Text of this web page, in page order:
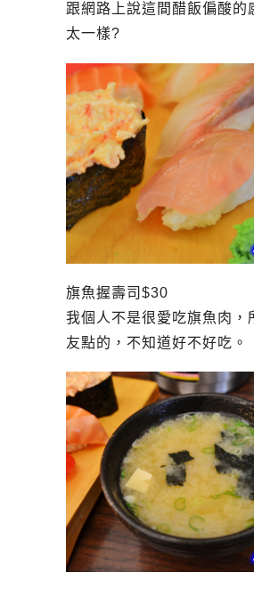
跟網路上說這間醋飯偏酸的
太一樣?
旗魚握壽司$30
我個人不是很愛吃旗魚肉，
友點的，不知道好不好吃。